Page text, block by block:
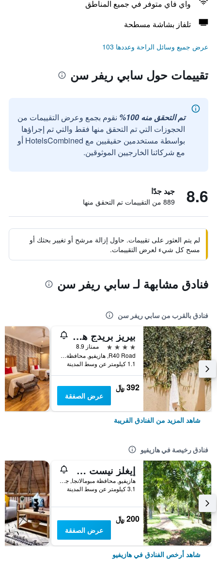
واي فاي متوفر في جميع المناطق
تلفاز بشاشة مسطحة
عرض جميع وسائل الراحة وعددها 103
تقييمات حول سابي ريفر سن
تم التحقق منه 100%
نقوم بجمع وعرض التقييمات من
الحجوزات التي تم التحقق منها فقط والتي تم إجراؤها
بواسطة مستخدمين حقيقيين مع HotelsCombined أو
مع شركائنا الخارجيين الموثوقين.
8.6 جيد جدًا
889 من التقييمات تم التحقق منها
لم يتم العثور على تقييمات. حاول إزالة مرشح أو تغيير بحثك أو
مسح كل شيء لعرض التقييمات.
فنادق مشابهة لـ سابي ريفر سن
فنادق بالقرب من سابي ريفر سن
بيريز بريدج هولو بوتيك هوتل
4 نجوم
ممتاز 8.9
R40 Road, هازيفيو, محافظة مبومالانجا, جنوب أفريقيا
1.1 كيلومتر عن وسط المدينة
392 ﷼
عرض الصفقة
شاهد المزيد من الفنادق القريبة
فنادق رخيصة في هازيفيو
إيغلز نيست شاليه
هازيفيو, محافظة مبومالانجا, جنوب أفريقيا
3.1 كيلومتر عن وسط المدينة
200 ﷼
عرض الصفقة
شاهد أرخص الفنادق في هازيفيو